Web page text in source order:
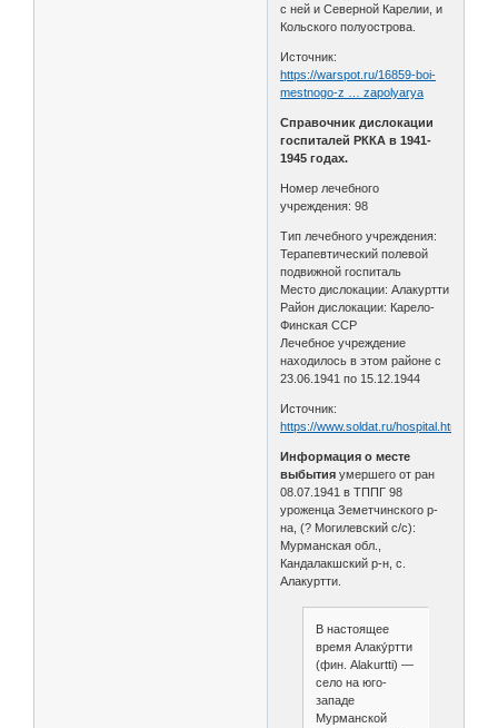
с ней и Северной Карелии, и
Кольского полуострова.
Источник:
https://warspot.ru/16859-boi-
mestnogo-z … zapolyarya
Справочник дислокации
госпиталей РККА в 1941-
1945 годах.
Номер лечебного
учреждения: 98
Тип лечебного учреждения:
Терапевтический полевой
подвижной госпиталь
Место дислокации: Алакуртти
Район дислокации: Карело-
Финская ССР
Лечебное учреждение
находилось в этом районе с
23.06.1941 по 15.12.1944
Источник:
https://www.soldat.ru/hospital.html
Информация о месте
выбытияумершего от ран
08.07.1941 в ТППГ 98
уроженца Земетчинского р-
на, (? Могилевский с/с):
Мурманская обл.,
Кандалакшский р-н, с.
Алакуртти.
В настоящее
время Алаку́ртти
(фин. Alakurtti) —
село на юго-
западе
Мурманской